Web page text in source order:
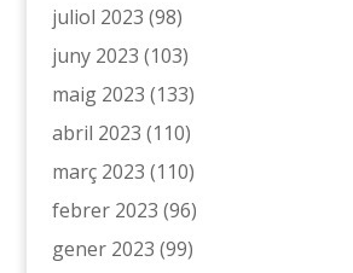
juliol 2023 (98)
juny 2023 (103)
maig 2023 (133)
abril 2023 (110)
març 2023 (110)
febrer 2023 (96)
gener 2023 (99)